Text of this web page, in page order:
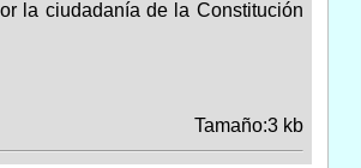
la ciudadanía de la Constitución
Tamaño:3 kb